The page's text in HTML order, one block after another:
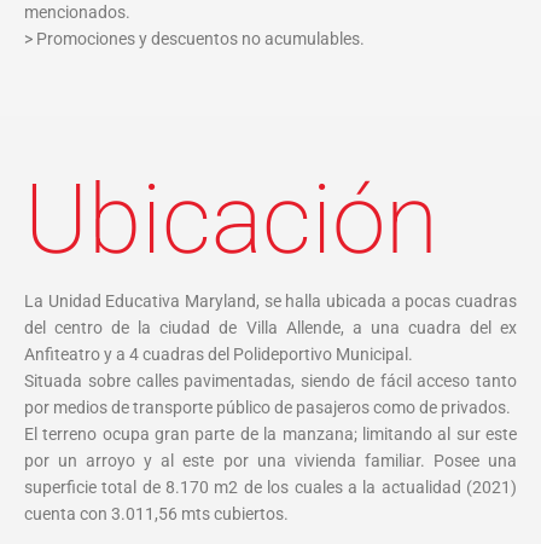
mencionados.
> Promociones y descuentos no acumulables.
Ubicación
La Unidad Educativa Maryland, se halla ubicada a pocas cuadras
del centro de la ciudad de Villa Allende, a una cuadra del ex
Anfiteatro y a 4 cuadras del Polideportivo Municipal.
Situada sobre calles pavimentadas, siendo de fácil acceso tanto
por medios de transporte público de pasajeros como de privados.
El terreno ocupa gran parte de la manzana; limitando al sur este
por un arroyo y al este por una vivienda familiar. Posee una
superficie total de 8.170 m2 de los cuales a la actualidad (2021)
cuenta con 3.011,56 mts cubiertos.